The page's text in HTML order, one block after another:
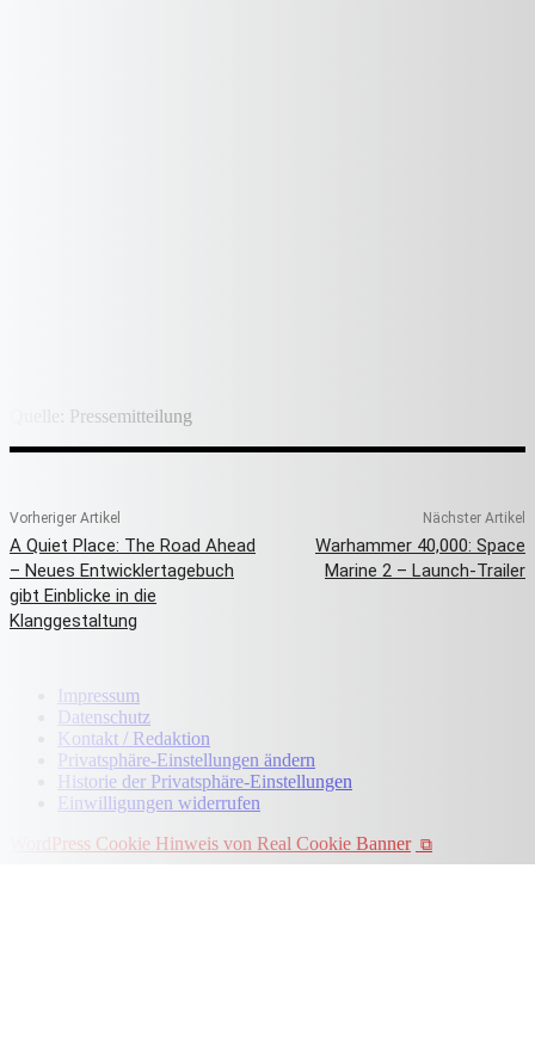
Quelle: Pressemitteilung
Vorheriger Artikel
A Quiet Place: The Road Ahead
– Neues Entwicklertagebuch
gibt Einblicke in die
Klanggestaltung
Nächster Artikel
Warhammer 40,000: Space
Marine 2 – Launch-Trailer
Impressum
Datenschutz
Kontakt / Redaktion
Privatsphäre-Einstellungen ändern
Historie der Privatsphäre-Einstellungen
Einwilligungen widerrufen
WordPress Cookie Hinweis von Real Cookie Banner